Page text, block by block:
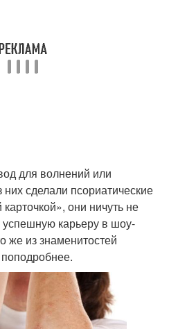
для волнений или
сделали псориатические
они ничуть не
карьеру в шоу-
же из знаменитостей